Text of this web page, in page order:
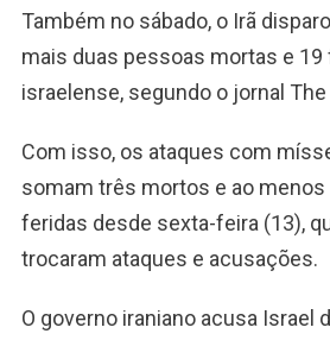
Também no sábado, o Irã
mais duas pessoas mortas e
israelense, segundo o jornal
Com isso, os ataques com
somam três mortos e ao
feridas desde sexta-feira (13),
trocaram ataques e acusações.
O governo iraniano acusa Israel